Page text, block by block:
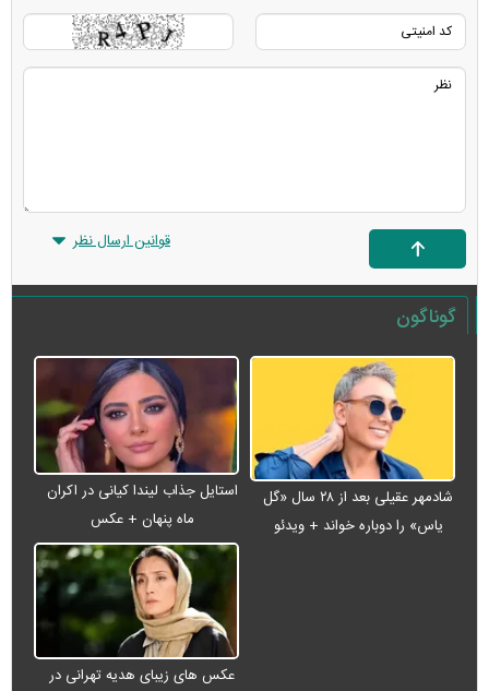
قوانین ارسال نظر
گوناگون
شادمهر عقیلی بعد از ۲۸ سال «گل
یاس» را دوباره خواند + ویدئو
استایل جذاب لیندا کیانی در اکران
ماه پنهان + عکس
عکس های زیبای هدیه تهرانی در